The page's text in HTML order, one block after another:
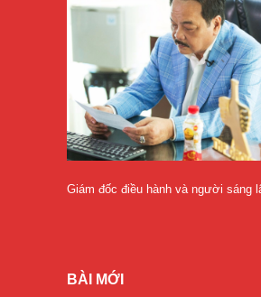
Giám đốc điều hành và người sáng
BÀI MỚI